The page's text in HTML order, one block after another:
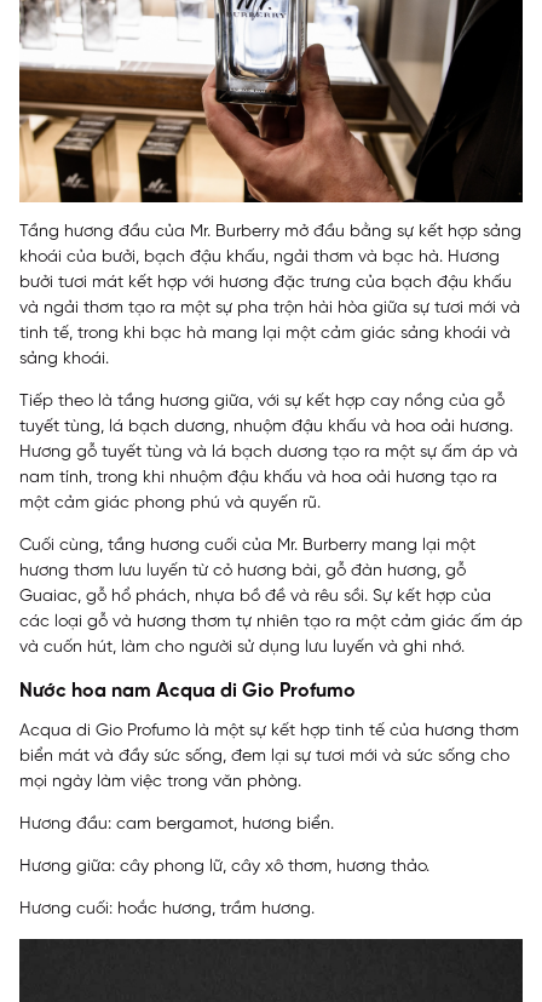
Tầng hương đầu của Mr. Burberry mở đầu bằng sự kết hợp sảng
khoái của bưởi, bạch đậu khấu, ngải thơm và bạc hà. Hương
bưởi tươi mát kết hợp với hương đặc trưng của bạch đậu khấu
và ngải thơm tạo ra một sự pha trộn hài hòa giữa sự tươi mới và
tinh tế, trong khi bạc hà mang lại một cảm giác sảng khoái và
sảng khoái.
Tiếp theo là tầng hương giữa, với sự kết hợp cay nồng của gỗ
tuyết tùng, lá bạch dương, nhuộm đậu khấu và hoa oải hương.
Hương gỗ tuyết tùng và lá bạch dương tạo ra một sự ấm áp và
nam tính, trong khi nhuộm đậu khấu và hoa oải hương tạo ra
một cảm giác phong phú và quyến rũ.
Cuối cùng, tầng hương cuối của Mr. Burberry mang lại một
hương thơm lưu luyến từ cỏ hương bài, gỗ đàn hương, gỗ
Guaiac, gỗ hổ phách, nhựa bồ đề và rêu sồi. Sự kết hợp của
các loại gỗ và hương thơm tự nhiên tạo ra một cảm giác ấm áp
và cuốn hút, làm cho người sử dụng lưu luyến và ghi nhớ.
Nước hoa nam Acqua di Gio Profumo
Acqua di Gio Profumo là một sự kết hợp tinh tế của hương thơm
biển mát và đầy sức sống, đem lại sự tươi mới và sức sống cho
mọi ngày làm việc trong văn phòng.
Hương đầu: cam bergamot, hương biển.
Hương giữa: cây phong lữ, cây xô thơm, hương thảo.
Hương cuối: hoắc hương, trầm hương.